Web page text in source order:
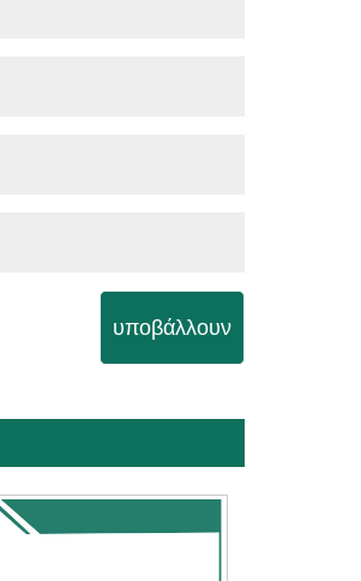
υποβάλλουν